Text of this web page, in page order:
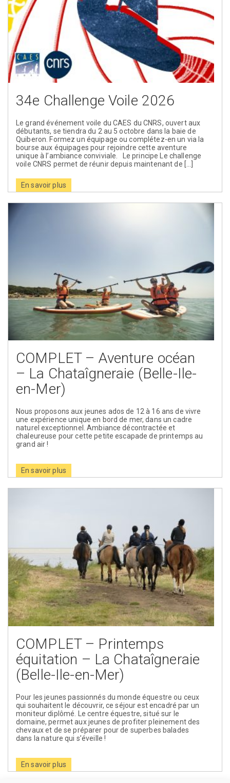
34e Challenge Voile 2026
Le grand événement voile du CAES du CNRS, ouvert aux
débutants, se tiendra du 2 au 5 octobre dans la baie de
Quiberon. Formez un équipage ou complétez-en un via la
bourse aux équipages pour rejoindre cette aventure
unique à l’ambiance conviviale. Le principe Le challenge
voile CNRS permet de réunir depuis maintenant de [...]
En savoir plus
COMPLET – Aventure océan
– La Chataîgneraie (Belle-Ile-
en-Mer)
Nous proposons aux jeunes ados de 12 à 16 ans de vivre
une expérience unique en bord de mer, dans un cadre
naturel exceptionnel. Ambiance décontractée et
chaleureuse pour cette petite escapade de printemps au
grand air !
En savoir plus
COMPLET – Printemps
équitation – La Chataîgneraie
(Belle-Ile-en-Mer)
Pour les jeunes passionnés du monde équestre ou ceux
qui souhaitent le découvrir, ce séjour est encadré par un
moniteur diplômé. Le centre équestre, situé sur le
domaine, permet aux jeunes de profiter pleinement des
chevaux et de se préparer pour de superbes balades
dans la nature qui s’éveille !
En savoir plus